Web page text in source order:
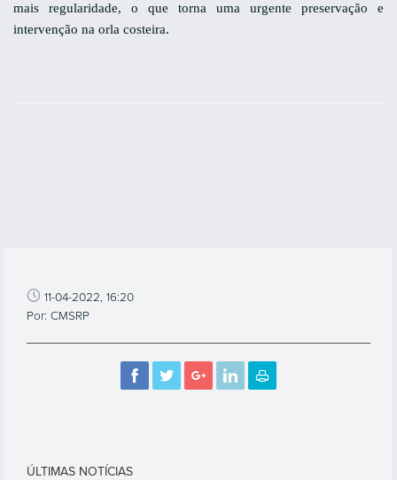
mais regularidade, o que torna uma urgente preservação e
intervenção na orla costeira.
11-04-2022, 16:20
Por: CMSRP
ÚLTIMAS NOTÍCIAS